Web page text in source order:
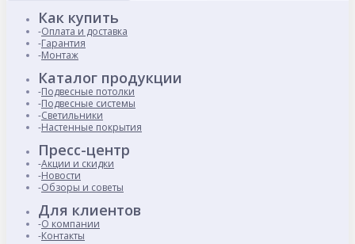
Как купить
Оплата и доставка
Гарантия
Монтаж
Каталог продукции
Подвесные потолки
Подвесные системы
Светильники
Настенные покрытия
Пресс-центр
Акции и скидки
Новости
Обзоры и советы
Для клиентов
О компании
Контакты